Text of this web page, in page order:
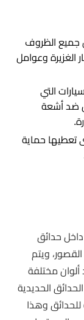
جميع الظروف
الغزيرة وعوامل
التي
ضد أشعة
تعطيها حماية
حدائق
ويتم
مختلفة
الحديدية
وهذا